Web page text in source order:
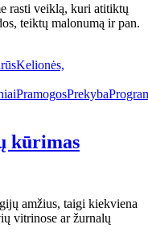
rasti veiklą, kuri atitiktų
teiktų malonumą ir pan.
Kelionės,
PramogosPrekyba
kūrimas
amžius, taigi kiekviena
vitrinose ar žurnalų